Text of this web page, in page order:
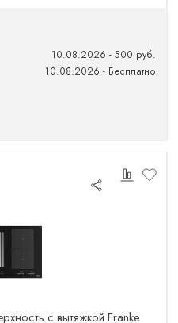
10.08.2026 - 500 руб.
10.08.2026 - Бесплатно
с вытяжкой Franke